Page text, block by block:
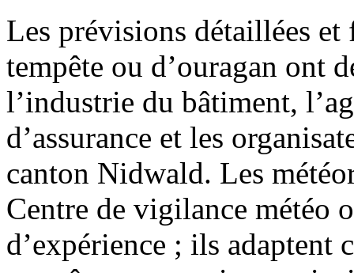
Les prévisions détaillées et
tempête ou d’ouragan ont
l’industrie du bâtiment,
d’assurance et les
canton Nidwald. Les
Centre de vigilance météo
d’expérience ; ils adaptent